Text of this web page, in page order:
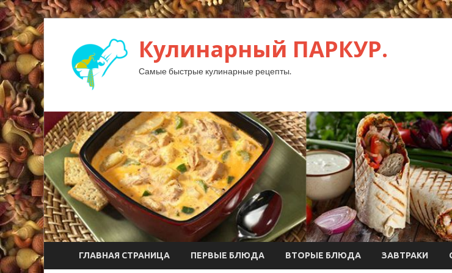
Кулинарный ПАРКУР.
Самые быстрые кулинарные рецепты.
ГЛАВНАЯ СТРАНИЦА ПЕРВЫЕ БЛЮДА ВТОРЫЕ БЛЮДА ЗАВТРАКИ